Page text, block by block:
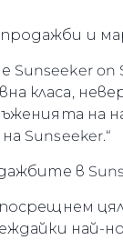
и
on
класа,
Sunseeker.“
в
най-